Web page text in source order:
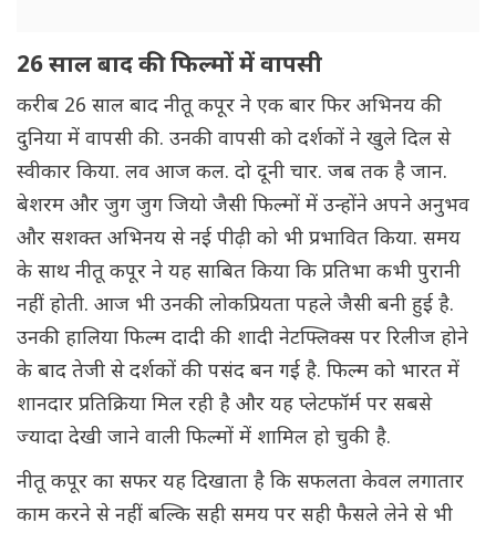
26 साल बाद की फिल्मों में वापसी
करीब 26 साल बाद नीतू कपूर ने एक बार फिर अभिनय की
दुनिया में वापसी की. उनकी वापसी को दर्शकों ने खुले दिल से
स्वीकार किया. लव आज कल. दो दूनी चार. जब तक है जान.
बेशरम और जुग जुग जियो जैसी फिल्मों में उन्होंने अपने अनुभव
और सशक्त अभिनय से नई पीढ़ी को भी प्रभावित किया. समय
के साथ नीतू कपूर ने यह साबित किया कि प्रतिभा कभी पुरानी
नहीं होती. आज भी उनकी लोकप्रियता पहले जैसी बनी हुई है.
उनकी हालिया फिल्म दादी की शादी नेटफ्लिक्स पर रिलीज होने
के बाद तेजी से दर्शकों की पसंद बन गई है. फिल्म को भारत में
शानदार प्रतिक्रिया मिल रही है और यह प्लेटफॉर्म पर सबसे
ज्यादा देखी जाने वाली फिल्मों में शामिल हो चुकी है.
नीतू कपूर का सफर यह दिखाता है कि सफलता केवल लगातार
काम करने से नहीं बल्कि सही समय पर सही फैसले लेने से भी